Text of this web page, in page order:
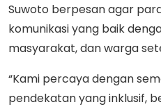
Suwoto berpesan agar
komunikasi yang baik
masyarakat, dan warga
“Kami percaya dengan
pendekatan yang inklusif,